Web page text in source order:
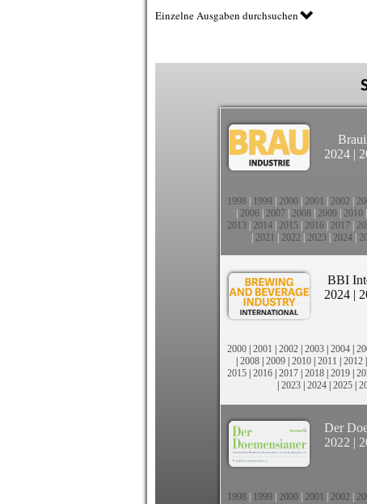
Einzelne Ausgaben durchsuchen
2024 |
1998 1999 2000 2001 2002
2006 2007 2008 2009 2010
2013 2014 2015 2016 2017
2021 2022 2023| 2024|
BBI
2024 |
2000 | 2001 | 2002 | 2003 | 2004 |
| 2008 | 2009 | 2010 | 2011 | 2012 |
2015 | 2016 | 2017 | 2018 | 2019 |
| 2023| 2024| 2025|
Der
2022 |
1998 1999 2000 2001 2002